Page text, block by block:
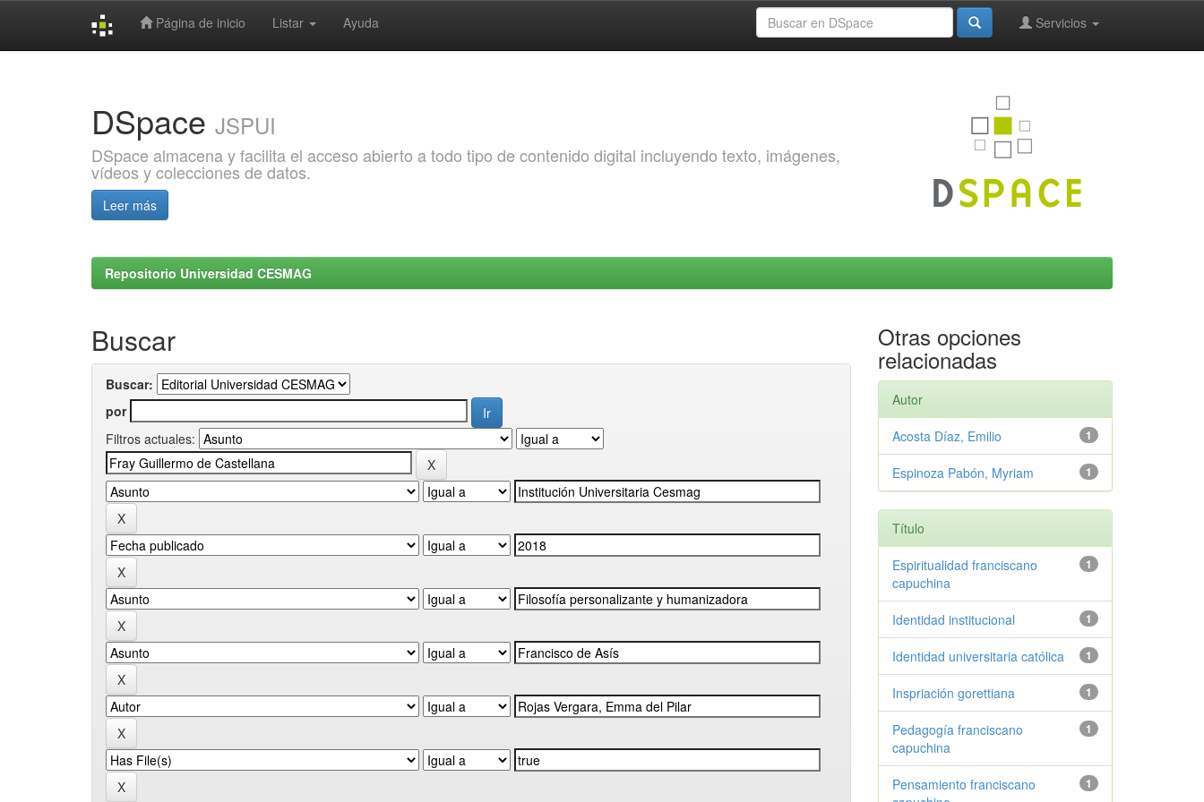
Página de inicio Listar Ayuda Servicios
DSpace JSPUI
DSpace almacena y facilita el acceso abierto a todo tipo de contenido digital incluyendo texto, imágenes,
vídeos y colecciones de datos.
Leer más
Repositorio Universidad CESMAG
Buscar
Buscar:
por
Filtros actuales:
Otras opciones
relacionadas
Autor
1
Acosta Díaz, Emilio
1
Espinoza Pabón, Myriam
Título
1
Espiritualidad franciscano
capuchina
1
Identidad institucional
1
Identidad universitaria católica
1
Inspriación gorettiana
1
Pedagogía franciscano
capuchina
1
Pensamiento franciscano